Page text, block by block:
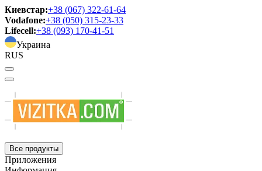
Киевстар:+38 (067) 322-61-64
Vodafone:+38 (050) 315-23-33
Lifecell:+38 (093) 170-41-51
Украина
RUS
Все продукты
Приложения